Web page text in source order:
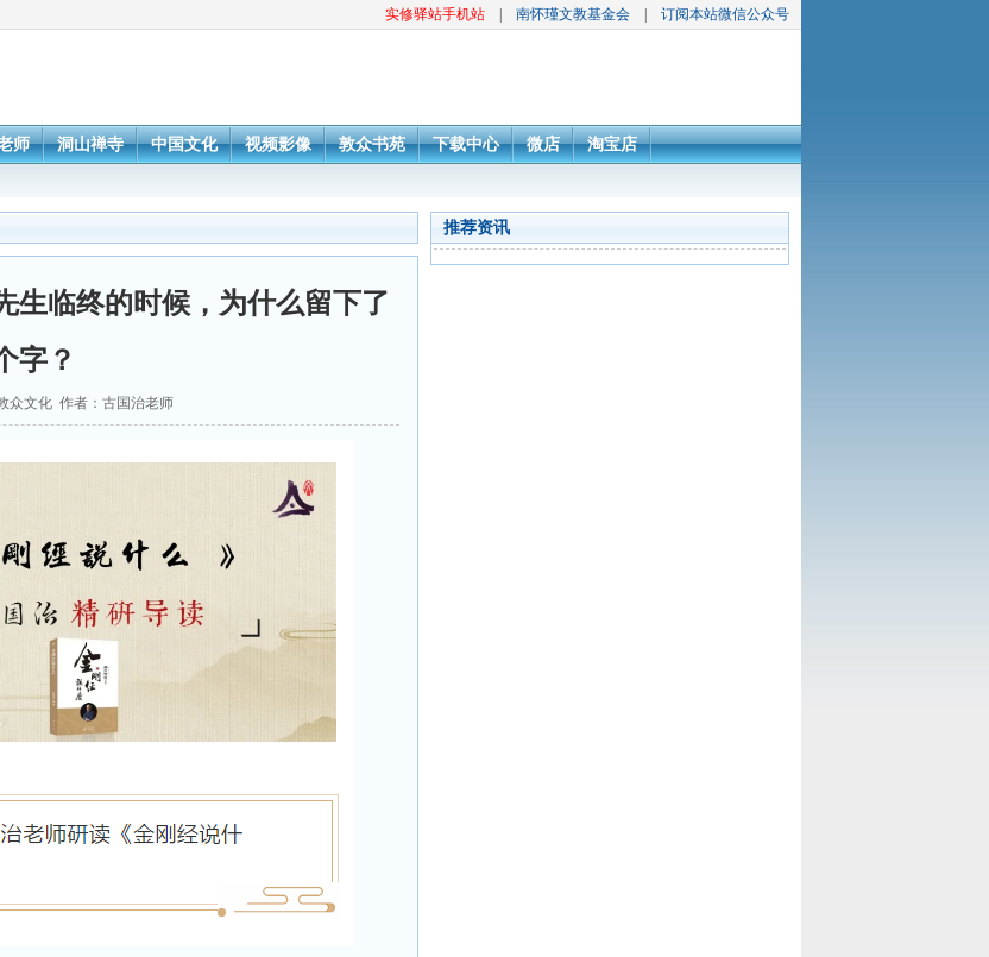
实修驿站手机站 南怀瑾文教基金会 订阅本站微信公众号
师 洞山禅寺 中国文化 视频影像 敦众书苑 下载中心 微店 淘宝店
生临终的时候，为什么留下了
字？
众文化 作者：古国治老师
推荐资讯